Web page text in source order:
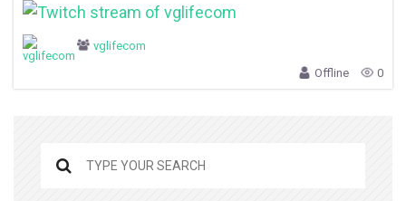
vglifecom
Offline 0